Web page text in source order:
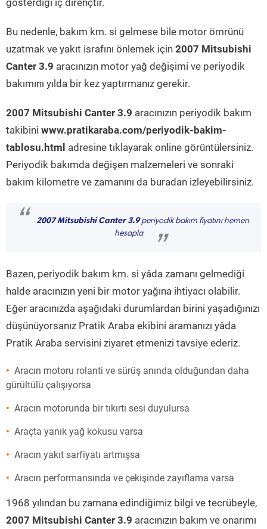
gösterdiği iç dirençtir.
Bu nedenle, bakım km. si gelmese bile motor ömrünü
uzatmak ve yakıt israfını önlemek için 2007 Mitsubishi
Canter 3.9 aracınızın motor yağ değişimi ve periyodik
bakımını yılda bir kez yaptırmanız gerekir.
2007 Mitsubishi Canter 3.9 aracınızın periyodik bakım
takibini www.pratikaraba.com/periyodik-bakim-
tablosu.html adresine tıklayarak online görüntülersiniz.
Periyodik bakımda değişen malzemeleri ve sonraki
bakım kilometre ve zamanını da buradan izleyebilirsiniz.
“ 2007 Mitsubishi Canter 3.9periyodik bakım fiyatını hemen
hesapla
”
Bazen, periyodik bakım km. si yâda zamanı gelmediği
halde aracınızın yeni bir motor yağına ihtiyacı olabilir.
Eğer aracınızda aşağıdaki durumlardan birini yaşadığınızı
düşünüyorsanız Pratik Araba ekibini aramanızı yâda
Pratik Araba servisini ziyaret etmenizi tavsiye ederiz.
Aracın motoru rolanti ve sürüş anında olduğundan daha
gürültülü çalışıyorsa
Aracın motorunda bir tıkırtı sesi duyulursa
Araçta yanık yağ kokusu varsa
Aracın yakıt sarfiyatı artmışsa
Aracın performansında ve çekişinde zayıflama varsa
1968 yılından bu zamana edindiğimiz bilgi ve tecrübeyle,
2007 Mitsubishi Canter 3.9 aracınızın bakım ve onarımı